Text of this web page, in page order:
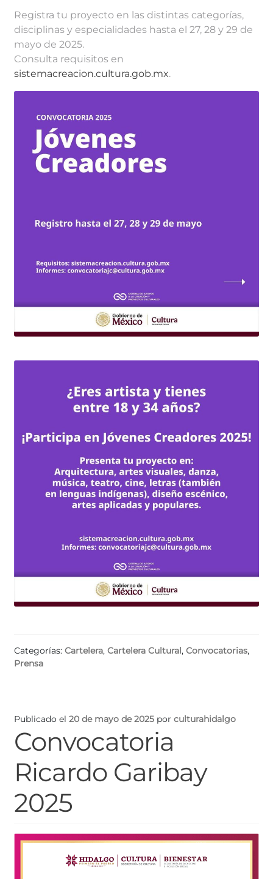
Registra tu proyecto en las distintas categorías,
disciplinas y especialidades hasta el 27, 28 y 29 de
mayo de 2025.
Consulta requisitos en
sistemacreacion.cultura.gob.mx.
Categorías: Cartelera, Cartelera Cultural, Convocatorias,
Prensa
Publicado el 20 de mayo de 2025 por culturahidalgo
Convocatoria
Ricardo Garibay
2025